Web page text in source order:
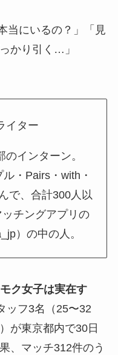
当にいるの？」「見
かり引く…」
イター
インターン。
・Pairs・with・
で、合計300人以
チングアプリの
）の中の人。
ク女子は実在す
ッフ3名（25〜32
が東京都内で30日
、マッチ312件のう